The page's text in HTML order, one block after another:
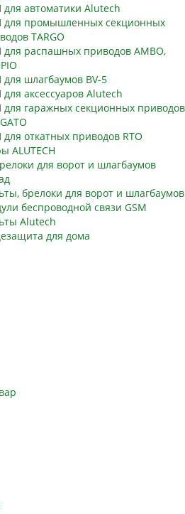
автоматики Alutech
для промышленных секционных
TARGO
распашных приводов AMBO,
шлагбаумов BV-5
аксессуаров Alutech
гаражных секционных приводов
откатных приводов RTO
ALUTECH
для ворот и шлагбаумов
брелоки для ворот и шлагбаумов
беспроводной связи GSM
Alutech
для дома